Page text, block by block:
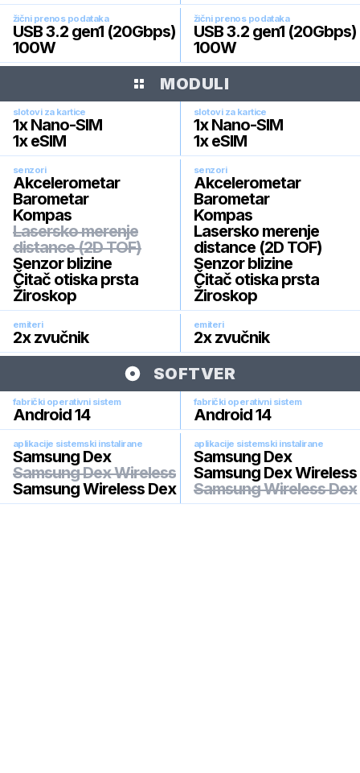
žični prenos podataka
USB 3.2 gen1 (20Gbps)
100W
žični prenos podataka
USB 3.2 gen1 (20Gbps)
100W
MODULI
slotovi za kartice
1x Nano-SIM
1x eSIM
slotovi za kartice
1x Nano-SIM
1x eSIM
senzori
Akcelerometar
Barometar
Kompas
Lasersko merenje
distance (2D TOF)
Senzor blizine
Čitač otiska prsta
Žiroskop
senzori
Akcelerometar
Barometar
Kompas
Lasersko merenje
distance (2D TOF)
Senzor blizine
Čitač otiska prsta
Žiroskop
emiteri
2x zvučnik
emiteri
2x zvučnik
SOFTVER
fabrički operativni sistem
Android 14
fabrički operativni sistem
Android 14
aplikacije sistemski instalirane
Samsung Dex
Samsung Dex Wireless
Samsung Wireless Dex
aplikacije sistemski instalirane
Samsung Dex
Samsung Dex Wireless
Samsung Wireless Dex